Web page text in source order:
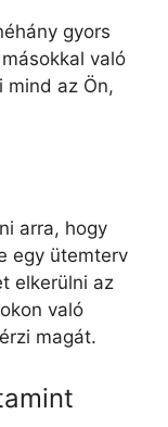
gyors
való
az Ön,
arra, hogy
egy ütemterv
elkerülni az
való
magát.